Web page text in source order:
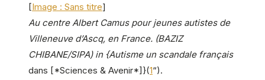
[Image : Sans titre]
Au centre Albert Camus pour jeunes autistes de
Villeneuve d’Ascq, en France. (BAZIZ
CHIBANE/SIPA) in {Autisme un scandale français
dans [*Sciences & Avenir*]}(1“).